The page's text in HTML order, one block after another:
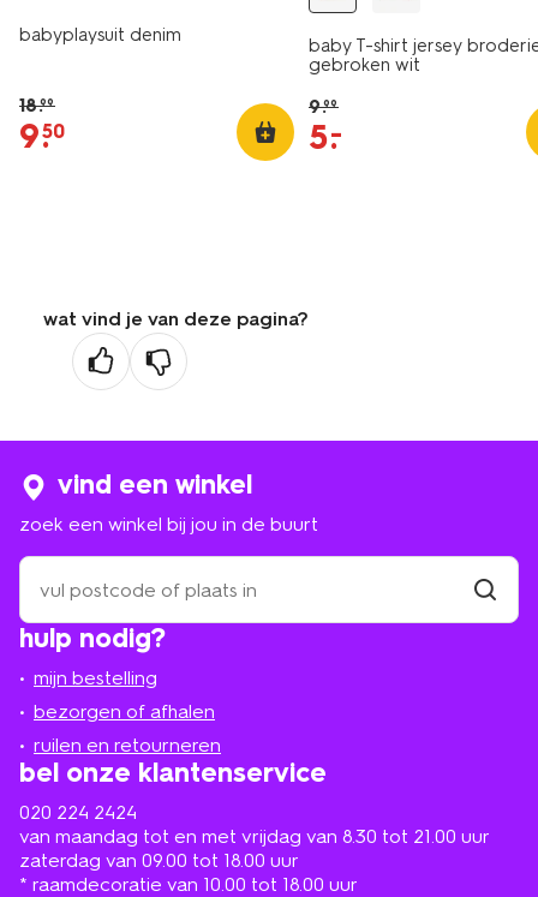
babyplaysuit denim
18.99
9.
50
baby T-shirt jersey
gebroken wit
9.99
5.
–
wat vind je van deze pagina?
hulp nodig?
mijn bestelling
bezorgen of afhalen
ruilen en retourneren
bel onze klantenservice
020 224 2424
van maandag tot en met vrijdag van 8.30 tot 21.00 uur
zaterdag van 09.00 tot 18.00 uur
* raamdecoratie van 10.00 tot 18.00 uur
vind een winkel
zoek een winkel bij jou in de buurt
zoek
een
winkel
bij
in
de
buurt